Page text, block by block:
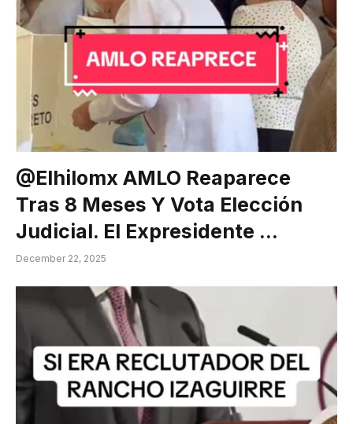
@elhilomx AMLO Reaparece
Tras 8 Meses Y Vota Elección
Judicial. El Expresidente …
December 22, 2025